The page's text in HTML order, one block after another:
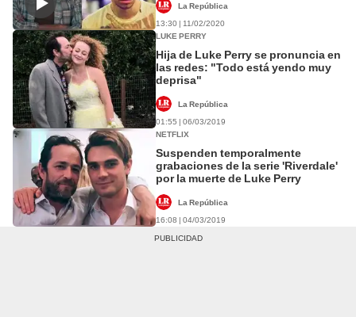
La República
13:30 | 11/02/2020
LUKE PERRY
Hija de Luke Perry se pronuncia en
las redes: "Todo está yendo muy
deprisa"
La República
01:55 | 06/03/2019
NETFLIX
Suspenden temporalmente
grabaciones de la serie 'Riverdale'
por la muerte de Luke Perry
La República
16:08 | 04/03/2019